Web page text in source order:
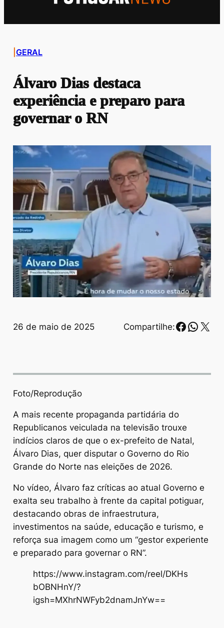
GERAL
Álvaro Dias destaca
experiência e preparo para
governar o RN
26 de maio de 2025 Compartilhe: X
Foto/Reprodução
A mais recente propaganda partidária do
Republicanos veiculada na televisão trouxe
indícios claros de que o ex-prefeito de Natal,
Álvaro Dias, quer disputar o Governo do Rio
Grande do Norte nas eleições de 2026.
No vídeo, Álvaro faz críticas ao atual Governo e
exalta seu trabalho à frente da capital potiguar,
destacando obras de infraestrutura,
investimentos na saúde, educação e turismo, e
reforça sua imagem como um “gestor experiente
e preparado para governar o RN”.
https://www.instagram.com/reel/DKHs
bOBNHnY/?
igsh=MXhrNWFyb2dnamJnYw==